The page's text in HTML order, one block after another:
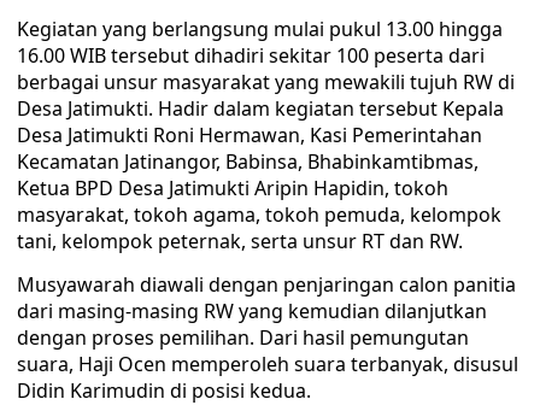
Kegiatan yang berlangsung mulai pukul 13.00 hingga
16.00 WIB tersebut dihadiri sekitar 100 peserta dari
berbagai unsur masyarakat yang mewakili tujuh RW di
Desa Jatimukti. Hadir dalam kegiatan tersebut Kepala
Desa Jatimukti Roni Hermawan, Kasi Pemerintahan
Kecamatan Jatinangor, Babinsa, Bhabinkamtibmas,
Ketua BPD Desa Jatimukti Aripin Hapidin, tokoh
masyarakat, tokoh agama, tokoh pemuda, kelompok
tani, kelompok peternak, serta unsur RT dan RW.
Musyawarah diawali dengan penjaringan calon panitia
dari masing-masing RW yang kemudian dilanjutkan
dengan proses pemilihan. Dari hasil pemungutan
suara, Haji Ocen memperoleh suara terbanyak, disusul
Didin Karimudin di posisi kedua.